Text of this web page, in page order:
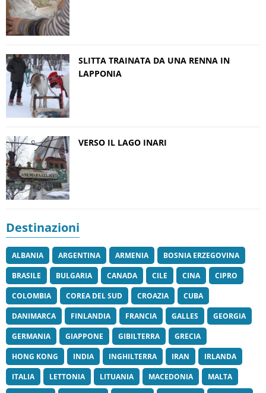
SLITTA TRAINATA DA UNA RENNA IN
LAPPONIA
VERSO IL LAGO INARI
Destinazioni
ALBANIA ARGENTINA ARMENIA
BOSNIA ERZEGOVINA
BRASILE
BULGARIA CANADA CILE CINA
CIPRO
COLOMBIA
COREA DEL SUD CROAZIA
CUBA
DANIMARCA
FINLANDIA FRANCIA GALLES
GEORGIA
GERMANIA
GIAPPONE GIBILTERRA
GRECIA
HONG KONG
INDIA INGHILTERRA IRAN
IRLANDA
ITALIA
LETTONIA LITUANIA MACEDONIA
MALTA